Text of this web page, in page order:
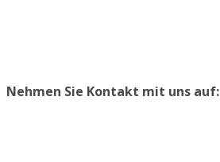
Nehmen Sie Kontakt mit uns auf: